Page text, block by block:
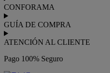
CONFORAMA
GUÍA DE COMPRA
ATENCIÓN AL CLIENTE
Pago 100% Seguro